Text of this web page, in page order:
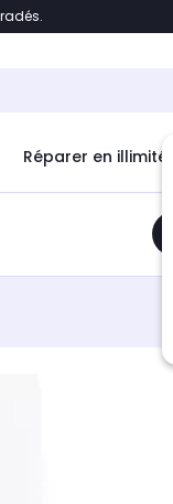
Accéder
Réparer en illimité